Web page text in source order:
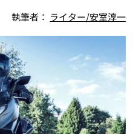
執筆者： ライター/安室淳一